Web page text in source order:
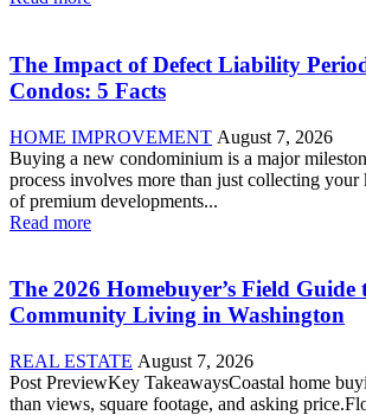
The Impact of Defect Liability
Condos: 5 Facts
HOME IMPROVEMENT August 7, 2026
Buying a new condominium is a major
process involves more than just collecting your
of premium developments...
Read more
The 2026 Homebuyer’s Field Guide
Community Living in Washington
REAL ESTATE August 7, 2026
Post PreviewKey TakeawaysCoastal home
than views, square footage, and asking